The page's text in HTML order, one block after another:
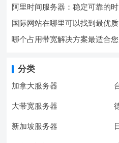
阿里时间服务器：稳定可靠的
国际网站在哪里可以找到最优质
哪个占用带宽解决方案最适合您
分类
加拿大服务器
大带宽服务器
新加坡服务器